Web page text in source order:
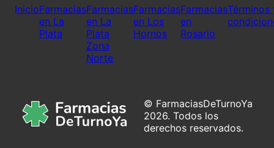
InicioFarmacias
en La
Plata
Farmacias
en La
Plata
Zona
Norte
Farmacias
en Los
Hornos
Farmacias
en
Rosario
Términos
© FarmaciasDeTurnoYa
2026. Todos los
derechos reservados.